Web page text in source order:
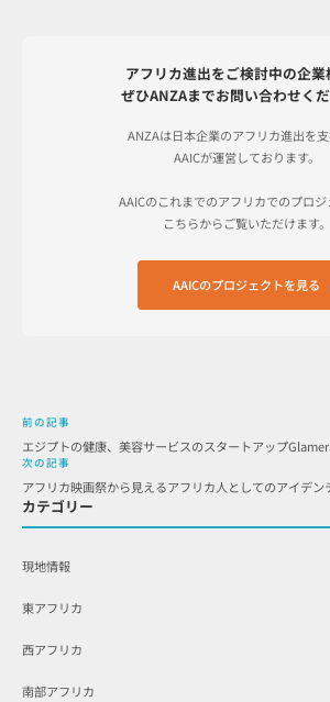
アフリカ進出をご検討中の企業
ぜひANZAまでお問い合わせくだ
ANZAは日本企業のアフリカ進出を
AAICが運営しております。
AAICのこれまでのアフリカでのプロ
こちらからご覧いただけます。
AAICのプロジェクトを見る
前の記事
エジプトの健康、美容サービスのスタートアップ
次の記事
アフリカ映画祭から見えるアフリカ人としてのアイデン
カテゴリー
現地情報
東アフリカ
西アフリカ
南部アフリカ